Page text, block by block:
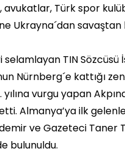
avukatlar, Türk spor
Ukrayna´dan
TIN Sözcüsü
Nürnberg´e kattığı
yılına vurgu yapan
Almanya’ya ilk
ve Gazeteci Taner
bulunuldu.